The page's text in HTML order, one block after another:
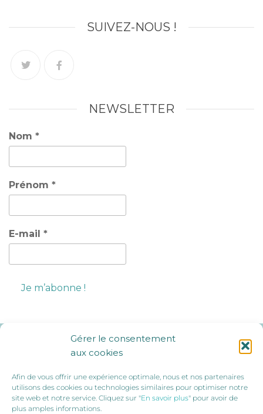
Gérer le consentement
aux cookies
Afin de vous offrir une expérience optimale, nous et nos partenaires
utilisons des cookies ou technologies similaires pour optimiser notre
site web et notre service. Cliquez sur "En savoir plus" pour avoir de
plus amples informations.
SUIVEZ-NOUS !
NEWSLETTER
Nom *
Prénom *
E-mail *
Ils nous soutiennent :